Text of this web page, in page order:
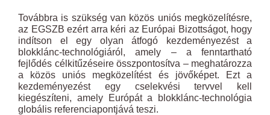
Továbbra is szükség van közös uniós megközelítésre,
az EGSZB ezért arra kéri az Európai Bizottságot, hogy
indítson el egy olyan átfogó kezdeményezést a
blokklánc-technológiáról, amely – a fenntartható
fejlődés célkitűzéseire összpontosítva – meghatározza
a közös uniós megközelítést és jövőképet. Ezt a
kezdeményezést egy cselekvési tervvel kell
kiegészíteni, amely Európát a blokklánc-technológia
globális referenciapontjává teszi.